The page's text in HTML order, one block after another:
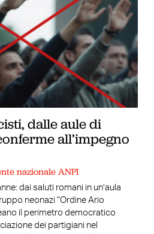
dalle aule di
all’impegno
nazionale ANPI
dai saluti romani in un’aula
neonazi “Ordine Ario
il perimetro democratico
dei partigiani nel